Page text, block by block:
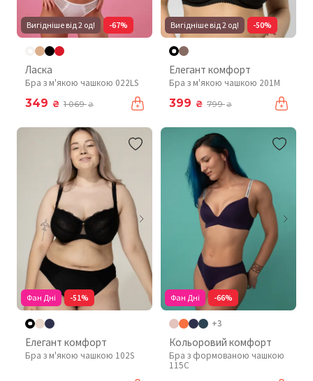
Вигідніше від 2 од! -67%
Ласка
Бра з м'якою чашкою 022LS
349 ₴ 1 069₴
Вигідніше від 2 од! -50%
Елегант комфорт
Бра з м'якою чашкою 201М
399 ₴ 799₴
Фан Дні -51%
Елегант комфорт
Бра з м'якою чашкою 102S
Фан Дні -66%
+3
Кольоровий комфорт
Бра з формованою чашкою
115C